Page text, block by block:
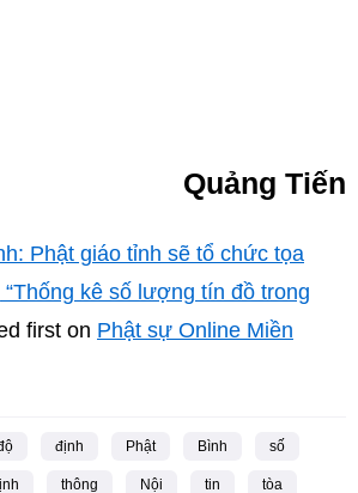
Quảng Tiến
Phật giáo tỉnh sẽ tổ chức tọa
kê số lượng tín đồ trong
first on Phật sự Online Miền
định Phật Bình số
thông Nội tin tòa